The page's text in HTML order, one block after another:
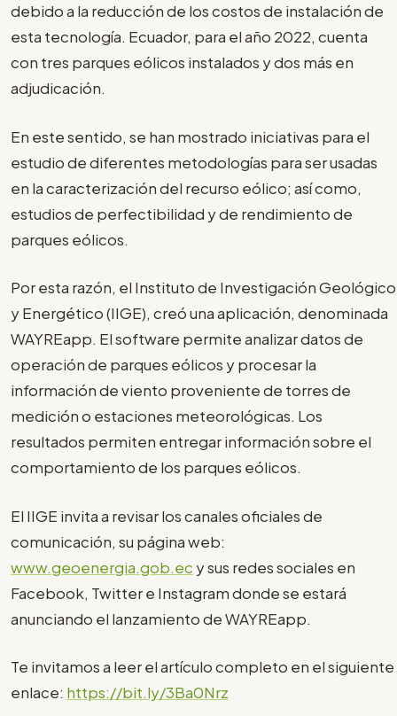
debido a la reducción de los costos de instalación de
esta tecnología. Ecuador, para el año 2022, cuenta
con tres parques eólicos instalados y dos más en
adjudicación.
En este sentido, se han mostrado iniciativas para el
estudio de diferentes metodologías para ser usadas
en la caracterización del recurso eólico; así como,
estudios de perfectibilidad y de rendimiento de
parques eólicos.
Por esta razón, el Instituto de Investigación Geológico
y Energético (IIGE), creó una aplicación, denominada
WAYREapp. El software permite analizar datos de
operación de parques eólicos y procesar la
información de viento proveniente de torres de
medición o estaciones meteorológicas. Los
resultados permiten entregar información sobre el
comportamiento de los parques eólicos.
El IIGE invita a revisar los canales oficiales de
comunicación, su página web:
www.geoenergia.gob.ec y sus redes sociales en
Facebook, Twitter e Instagram donde se estará
anunciando el lanzamiento de WAYREapp.
Te invitamos a leer el artículo completo en el siguiente
enlace: https://bit.ly/3Ba0Nrz